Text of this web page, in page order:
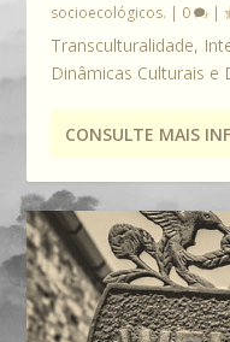
socioecológicos. | 0 |
Transculturalidade,
Dinâmicas Culturais e
CONSULTE MAIS